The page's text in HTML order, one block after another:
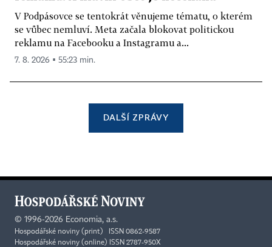
V Podpásovce se tentokrát věnujeme tématu, o kterém
se vůbec nemluví. Meta začala blokovat politickou
reklamu na Facebooku a Instagramu a...
7. 8. 2026 ▪ 55:23 min.
DALŠÍ ZPRÁVY
© 1996-2026 Economia, a.s.
Hospodářské noviny (print) ISSN 0862-9587
Hospodářské noviny (online) ISSN 2787-950X